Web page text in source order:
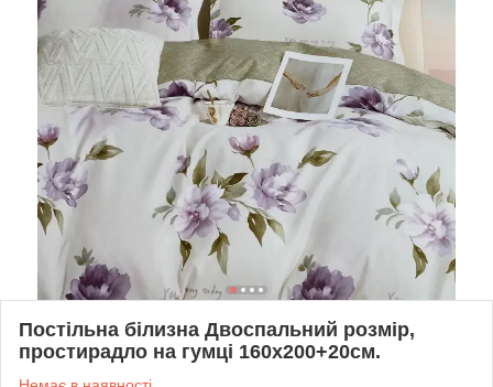
Постільна білизна Двоспальний розмір,
простирадло на гумці 160х200+20см.